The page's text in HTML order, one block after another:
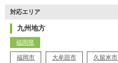
対応エリア
九州地方
福岡県
福岡市 大牟田市 久留米市